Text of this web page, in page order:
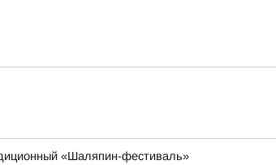
«Шаляпин-фестиваль»